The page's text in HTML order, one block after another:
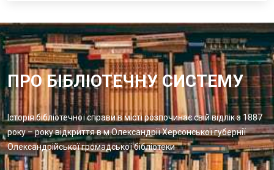
ПРО БІБЛІОТЕЧНУ СИСТЕМУ
Історія бібліотечної справи в місті розпочинає свій відлік з 1887
року – року відкриття в м.Олександрії Херсонської губернії
Олександрійської громадської бібліотеки